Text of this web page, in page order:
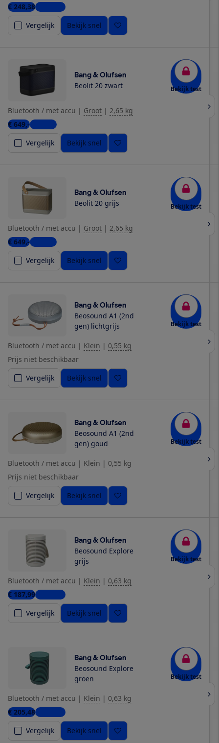
€ 248,382 winkels
Vergelijk
Bekijk snel
Bang & Olufsen
Beolit 20 zwart Bekijk test
Bluetooth / met accu | Groot | 2,65 kg
€ 649,-1 winkel
Vergelijk
Bekijk snel
Bang & Olufsen
Beolit 20 grijs Bekijk test
Bluetooth / met accu | Groot | 2,65 kg
€ 649,-1 winkel
Vergelijk
Bekijk snel
Bang & Olufsen
Beosound A1 (2nd
gen) lichtgrijs
Bekijk test
Bluetooth / met accu | Klein | 0,55 kg
Prijs niet beschikbaar
Vergelijk
Bekijk snel
Bang & Olufsen
Beosound A1 (2nd
gen) goud
Bekijk test
Bluetooth / met accu | Klein | 0,55 kg
Prijs niet beschikbaar
Vergelijk
Bekijk snel
Bang & Olufsen
Beosound Explore
grijs
Bekijk test
Bluetooth / met accu | Klein | 0,63 kg
€ 187,992 winkels
Vergelijk
Bekijk snel
Bang & Olufsen
Beosound Explore
groen
Bekijk test
Bluetooth / met accu | Klein | 0,63 kg
€ 205,482 winkels
Vergelijk
Bekijk snel